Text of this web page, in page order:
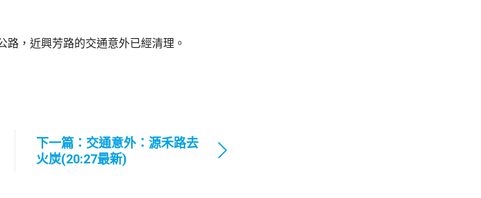
路，近興芳路的交通意外已經清理。
下一篇：交通意外：源禾路去
火炭(20:27最新)